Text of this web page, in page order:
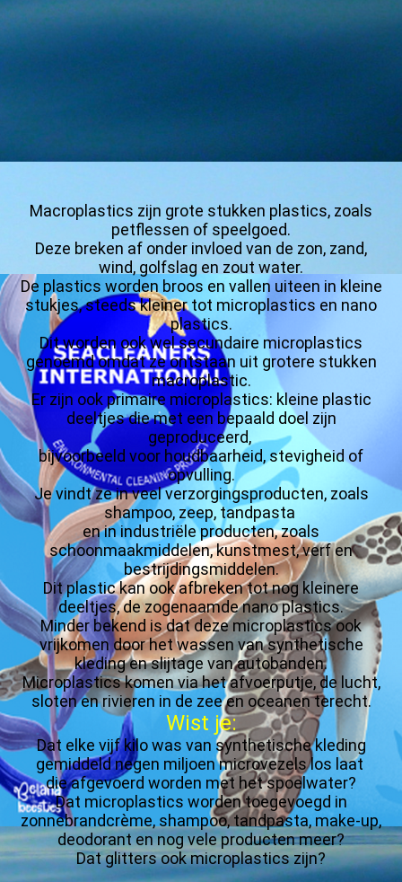
Macroplastics zijn grote stukken plastics, zoals
petflessen of speelgoed.
Deze breken af onder invloed van de zon, zand,
wind, golfslag en zout water.
De plastics worden broos en vallen uiteen in kleine
stukjes, steeds kleiner tot microplastics en nano
plastics.
Dit worden ook wel secundaire microplastics
genoemd omdat ze ontstaan uit grotere stukken
macroplastic.
Er zijn ook primaire microplastics: kleine plastic
deeltjes die met een bepaald doel zijn
geproduceerd,
bijvoorbeeld voor houdbaarheid, stevigheid of
opvulling.
Je vindt ze in veel verzorgingsproducten, zoals
shampoo, zeep, tandpasta
en in industriële producten, zoals
schoonmaakmiddelen, kunstmest, verf en
bestrijdingsmiddelen.
Dit plastic kan ook afbreken tot nog kleinere
deeltjes, de zogenaamde nano plastics.
Minder bekend is dat deze microplastics ook
vrijkomen door het wassen van synthetische
kleding en slijtage van autobanden.
Microplastics komen via het afvoerputje, de lucht,
sloten en rivieren in de zee en oceanen terecht.
Wist je:
Dat elke vijf kilo was van synthetische kleding
gemiddeld negen miljoen microvezels los laat
die afgevoerd worden met het spoelwater?
Dat microplastics worden toegevoegd in
zonnebrandcrème, shampoo, tandpasta, make-up,
deodorant en nog vele producten meer?
Dat glitters ook microplastics zijn?